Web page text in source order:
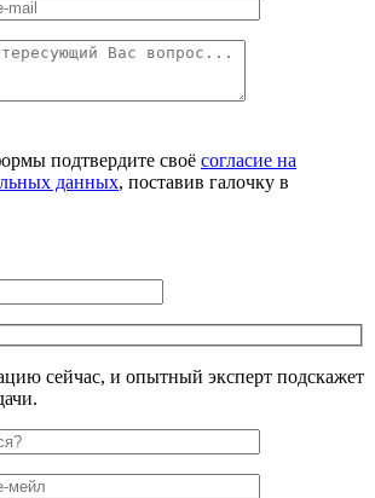
подтвердите своё согласие на
данных, поставив галочку в
сейчас, и опытный эксперт подскажет